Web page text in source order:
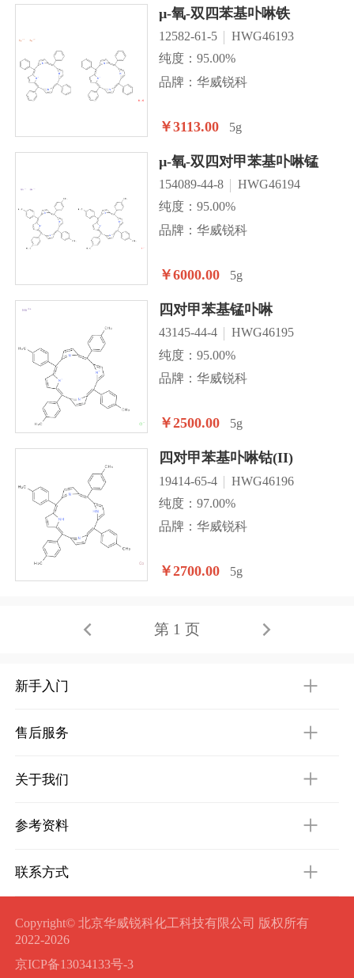
µ-氧-双四苯基卟啉铁
12582-61-5
HWG46193
纯度：95.00%
品牌：华威锐科
￥3113.00 5g
µ-氧-双四对甲苯基卟啉锰
154089-44-8
HWG46194
纯度：95.00%
品牌：华威锐科
￥6000.00 5g
四对甲苯基锰卟啉
43145-44-4
HWG46195
纯度：95.00%
品牌：华威锐科
￥2500.00 5g
四对甲苯基卟啉钴(II)
19414-65-4
HWG46196
纯度：97.00%
品牌：华威锐科
￥2700.00 5g
第 1 页
新手入门
售后服务
关于我们
参考资料
联系方式
Copyright© 北京华威锐科化工科技有限公司 版权所有
2022-2026
京ICP备13034133号-3